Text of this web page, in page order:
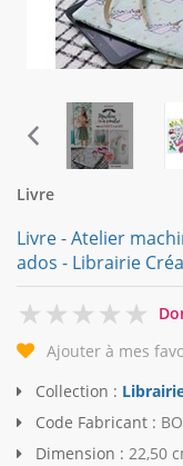
Livre
Livre - Atelier
ados - Librairie
0
Ajouter à mes
Collection :
Code Fabricant :
Dimension : 22,50